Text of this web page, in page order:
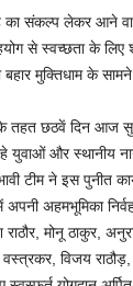
का संकल्प लेकर आने
से स्वच्छता के लिए
मुक्तिधाम के
तहत छठवें दिन आज
और स्थानीय
टीम ने इस पुनीत
अहमभूमिका
मोनू ठाकुर,
विजय